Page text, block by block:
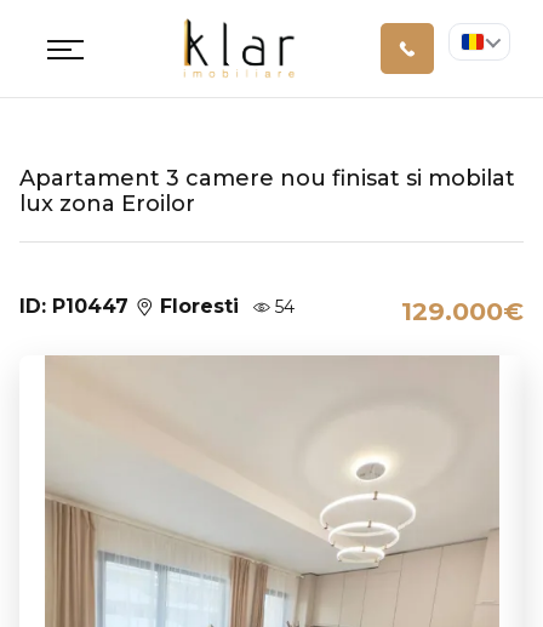
Apartament 3 camere nou finisat si mobilat
lux zona Eroilor
ID: P10447 Floresti 54 129.000€